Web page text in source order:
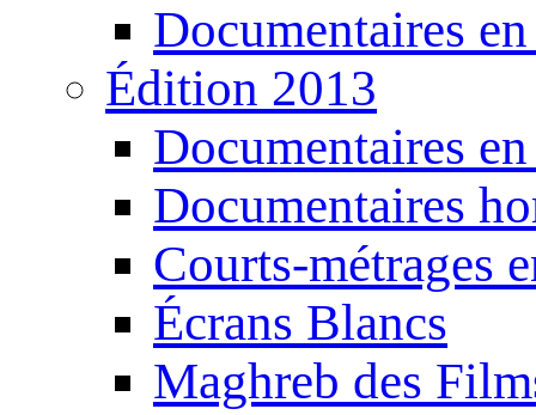
Documentaires
Édition 2013
Documentaires
Documentaires
Courts-métrages
Écrans Blancs
Maghreb des